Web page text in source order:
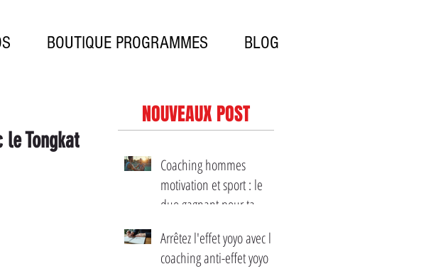
BOUTIQUE PROGRAMMES BLOG
Tongkat
NOUVEAUX POST
Coaching hommes
motivation et sport : le
duo gagnant pour ta
Arrêtez l'effet yoyo avec le
coaching anti-effet yoyo